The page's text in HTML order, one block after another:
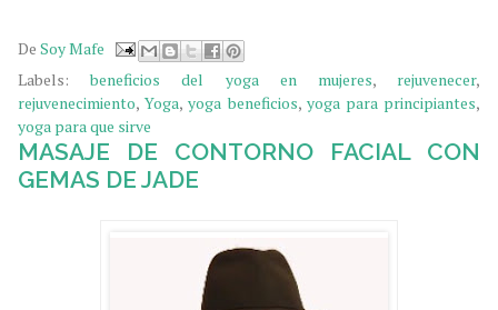
De Soy Mafe
Labels:beneficios del yoga en mujeres, rejuvenecer,
rejuvenecimiento,Yoga,yoga beneficios, yoga para principiantes,
yoga para que sirve
MASAJE DE CONTORNO FACIAL CON
GEMAS DE JADE